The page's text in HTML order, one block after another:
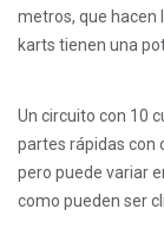
metros, que hacen
karts tienen una
Un circuito con 10
partes rápidas con
pero puede variar
como pueden ser